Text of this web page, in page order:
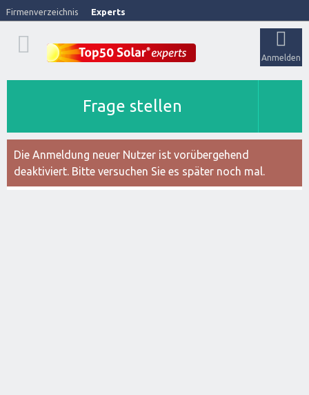
Firmenverzeichnis Experts
Anmelden
Frage stellen
Die Anmeldung neuer Nutzer ist vorübergehend
deaktiviert. Bitte versuchen Sie es später noch mal.